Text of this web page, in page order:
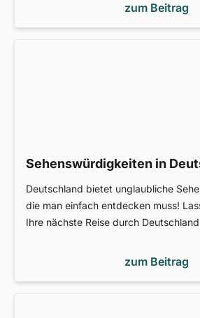
zum Beitrag
Sehenswürdigkeiten in
Deutschland bietet unglaubliche
die man einfach entdecken muss!
Ihre nächste Reise durch
zum Beitrag